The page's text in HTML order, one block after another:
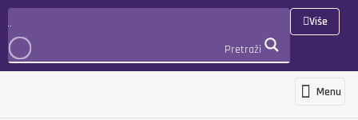
Pretraži
Više
Menu